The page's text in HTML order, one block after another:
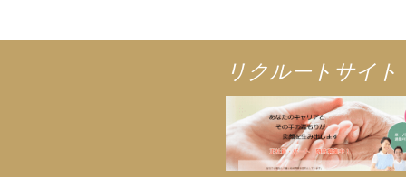
リクルートサイト